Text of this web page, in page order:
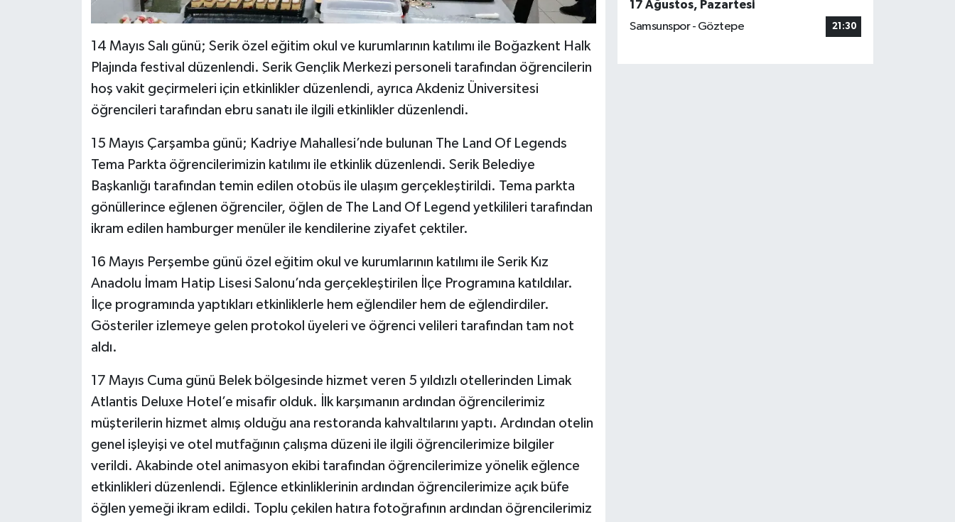
14 Mayıs Salı günü; Serik özel eğitim okul ve kurumlarının katılımı ile Boğazkent Halk
Plajında festival düzenlendi. Serik Gençlik Merkezi personeli tarafından öğrencilerin
hoş vakit geçirmeleri için etkinlikler düzenlendi, ayrıca Akdeniz Üniversitesi
öğrencileri tarafından ebru sanatı ile ilgili etkinlikler düzenlendi.
15 Mayıs Çarşamba günü; Kadriye Mahallesi’nde bulunan The Land Of Legends
Tema Parkta öğrencilerimizin katılımı ile etkinlik düzenlendi. Serik Belediye
Başkanlığı tarafından temin edilen otobüs ile ulaşım gerçekleştirildi. Tema parkta
gönüllerince eğlenen öğrenciler, öğlen de The Land Of Legend yetkilileri tarafından
ikram edilen hamburger menüler ile kendilerine ziyafet çektiler.
16 Mayıs Perşembe günü özel eğitim okul ve kurumlarının katılımı ile Serik Kız
Anadolu İmam Hatip Lisesi Salonu’nda gerçekleştirilen İlçe Programına katıldılar.
İlçe programında yaptıkları etkinliklerle hem eğlendiler hem de eğlendirdiler.
Gösteriler izlemeye gelen protokol üyeleri ve öğrenci velileri tarafından tam not
aldı.
17 Mayıs Cuma günü Belek bölgesinde hizmet veren 5 yıldızlı otellerinden Limak
Atlantis Deluxe Hotel’e misafir olduk. İlk karşımanın ardından öğrencilerimiz
müşterilerin hizmet almış olduğu ana restoranda kahvaltılarını yaptı. Ardından otelin
genel işleyişi ve otel mutfağının çalışma düzeni ile ilgili öğrencilerimize bilgiler
verildi. Akabinde otel animasyon ekibi tarafından öğrencilerimize yönelik eğlence
etkinlikleri düzenlendi. Eğlence etkinliklerinin ardından öğrencilerimize açık büfe
öğlen yemeği ikram edildi. Toplu çekilen hatıra fotoğrafının ardından öğrencilerimiz
17 Ağustos, Pazartesi
Samsunspor - Göztepe
21:30